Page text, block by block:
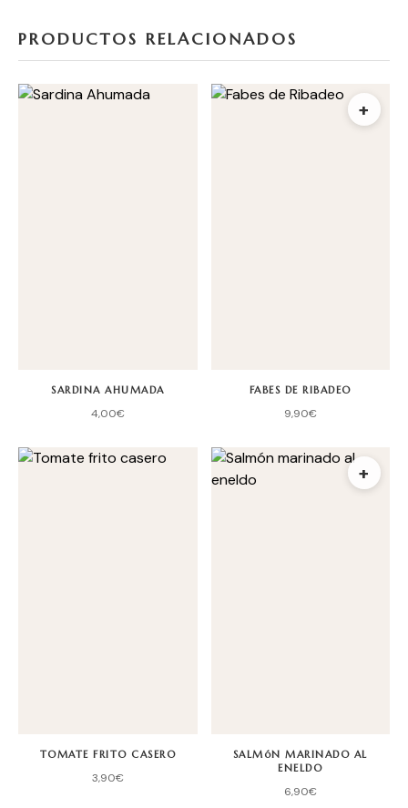
PRODUCTOS RELACIONADOS
SARDINA AHUMADA
4,00€
+
FABES DE RIBADEO
9,90€
TOMATE FRITO CASERO
3,90€
+
SALMóN MARINADO AL
ENELDO
6,90€